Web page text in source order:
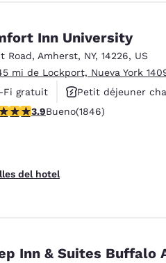
Inn University
Road, Amherst, NY, 14226, US
mi de Lockport, Nueva York
Fi gratuit
Petit déjeuner
acceptés
de 3.88 estrellas. Bueno.
3.9Bueno(1846)
del hotel
Inn & Suites Buffalo